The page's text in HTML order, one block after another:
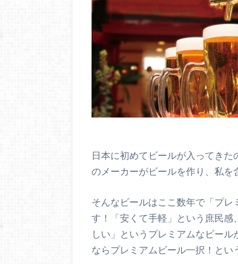
日本に初めてビールが入ってきた
のメーカーがビールを作り、私を
そんなビールはここ数年で「プレ
す！「安くて手軽」という庶民
しい」というプレミアムなビー
ならプレミアムビール一択！とい